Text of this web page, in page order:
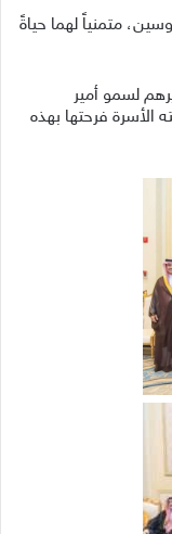
متمنياً لهما حياةً
لسمو أمير
الأسرة فرحتها بهذه